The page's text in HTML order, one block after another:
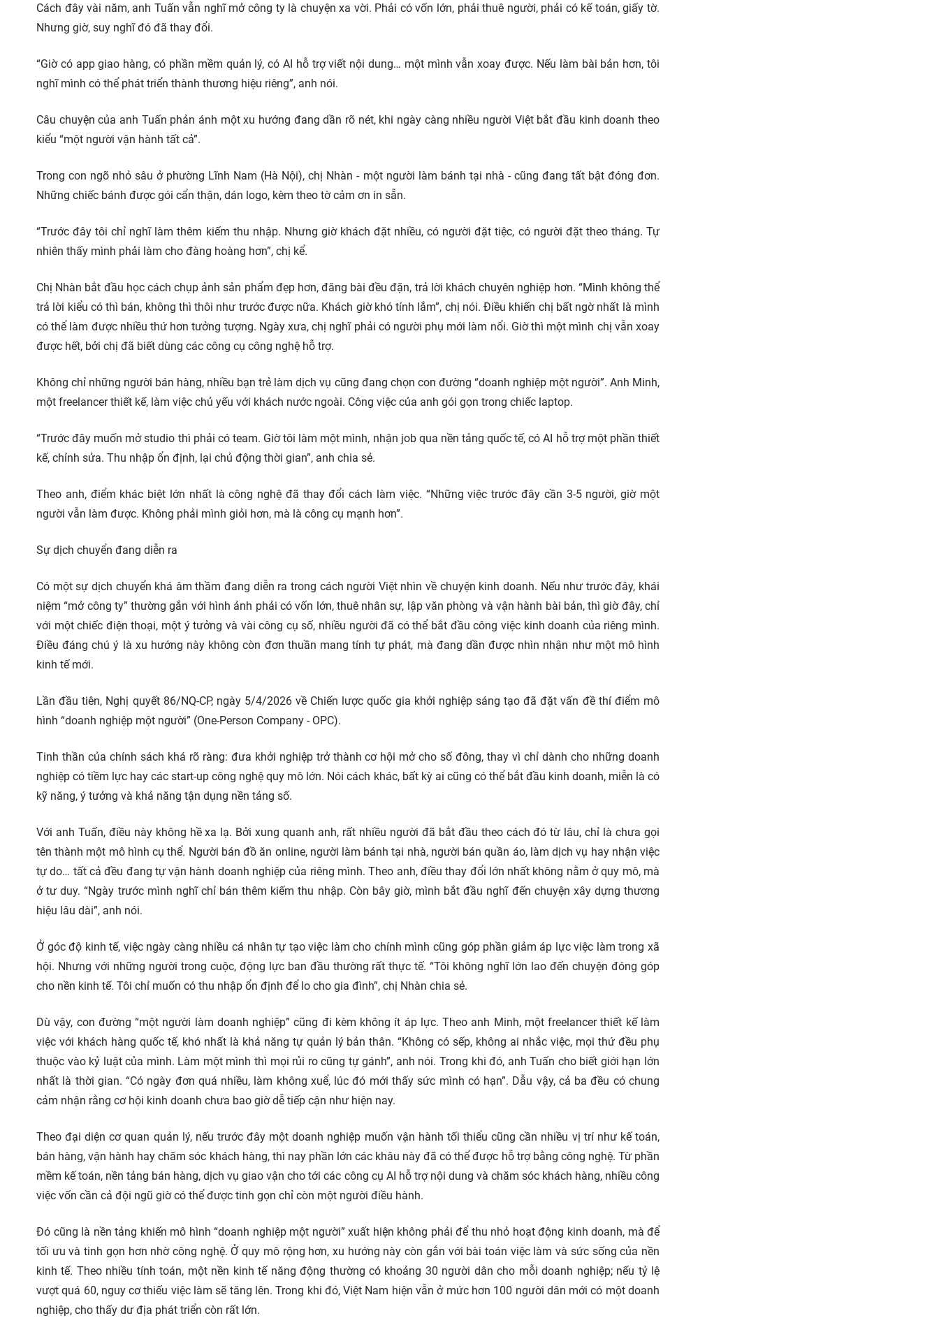
Cách đây vài năm, anh Tuấn vẫn nghĩ mở công ty là chuyện xa vời. Phải có vốn lớn, phải thuê người, phải có kế toán, giấy tờ.
Nhưng giờ, suy nghĩ đó đã thay đổi.
“Giờ có app giao hàng, có phần mềm quản lý, có AI hỗ trợ viết nội dung… một mình vẫn xoay được. Nếu làm bài bản hơn, tôi
nghĩ mình có thể phát triển thành thương hiệu riêng”, anh nói.
Câu chuyện của anh Tuấn phản ánh một xu hướng đang dần rõ nét, khi ngày càng nhiều người Việt bắt đầu kinh doanh theo
kiểu “một người vận hành tất cả”.
Trong con ngõ nhỏ sâu ở phường Lĩnh Nam (Hà Nội), chị Nhàn - một người làm bánh tại nhà - cũng đang tất bật đóng đơn.
Những chiếc bánh được gói cẩn thận, dán logo, kèm theo tờ cảm ơn in sẵn.
“Trước đây tôi chỉ nghĩ làm thêm kiếm thu nhập. Nhưng giờ khách đặt nhiều, có người đặt tiệc, có người đặt theo tháng. Tự
nhiên thấy mình phải làm cho đàng hoàng hơn”, chị kể.
Chị Nhàn bắt đầu học cách chụp ảnh sản phẩm đẹp hơn, đăng bài đều đặn, trả lời khách chuyên nghiệp hơn. “Mình không thể
trả lời kiểu có thì bán, không thì thôi như trước được nữa. Khách giờ khó tính lắm”, chị nói. Điều khiến chị bất ngờ nhất là mình
có thể làm được nhiều thứ hơn tưởng tượng. Ngày xưa, chị nghĩ phải có người phụ mới làm nổi. Giờ thì một mình chị vẫn xoay
được hết, bởi chị đã biết dùng các công cụ công nghệ hỗ trợ.
Không chỉ những người bán hàng, nhiều bạn trẻ làm dịch vụ cũng đang chọn con đường “doanh nghiệp một người”. Anh Minh,
một freelancer thiết kế, làm việc chủ yếu với khách nước ngoài. Công việc của anh gói gọn trong chiếc laptop.
“Trước đây muốn mở studio thì phải có team. Giờ tôi làm một mình, nhận job qua nền tảng quốc tế, có AI hỗ trợ một phần thiết
kế, chỉnh sửa. Thu nhập ổn định, lại chủ động thời gian”, anh chia sẻ.
Theo anh, điểm khác biệt lớn nhất là công nghệ đã thay đổi cách làm việc. “Những việc trước đây cần 3-5 người, giờ một
người vẫn làm được. Không phải mình giỏi hơn, mà là công cụ mạnh hơn”.
Sự dịch chuyển đang diễn ra
Có một sự dịch chuyển khá âm thầm đang diễn ra trong cách người Việt nhìn về chuyện kinh doanh. Nếu như trước đây, khái
niệm “mở công ty” thường gắn với hình ảnh phải có vốn lớn, thuê nhân sự, lập văn phòng và vận hành bài bản, thì giờ đây, chỉ
với một chiếc điện thoại, một ý tưởng và vài công cụ số, nhiều người đã có thể bắt đầu công việc kinh doanh của riêng mình.
Điều đáng chú ý là xu hướng này không còn đơn thuần mang tính tự phát, mà đang dần được nhìn nhận như một mô hình
kinh tế mới.
Lần đầu tiên, Nghị quyết 86/NQ-CP, ngày 5/4/2026 về Chiến lược quốc gia khởi nghiệp sáng tạo đã đặt vấn đề thí điểm mô
hình “doanh nghiệp một người” (One-Person Company - OPC).
Tinh thần của chính sách khá rõ ràng: đưa khởi nghiệp trở thành cơ hội mở cho số đông, thay vì chỉ dành cho những doanh
nghiệp có tiềm lực hay các start-up công nghệ quy mô lớn. Nói cách khác, bất kỳ ai cũng có thể bắt đầu kinh doanh, miễn là có
kỹ năng, ý tưởng và khả năng tận dụng nền tảng số.
Với anh Tuấn, điều này không hề xa lạ. Bởi xung quanh anh, rất nhiều người đã bắt đầu theo cách đó từ lâu, chỉ là chưa gọi
tên thành một mô hình cụ thể. Người bán đồ ăn online, người làm bánh tại nhà, người bán quần áo, làm dịch vụ hay nhận việc
tự do… tất cả đều đang tự vận hành doanh nghiệp của riêng mình. Theo anh, điều thay đổi lớn nhất không nằm ở quy mô, mà
ở tư duy. “Ngày trước mình nghĩ chỉ bán thêm kiếm thu nhập. Còn bây giờ, mình bắt đầu nghĩ đến chuyện xây dựng thương
hiệu lâu dài”, anh nói.
Ở góc độ kinh tế, việc ngày càng nhiều cá nhân tự tạo việc làm cho chính mình cũng góp phần giảm áp lực việc làm trong xã
hội. Nhưng với những người trong cuộc, động lực ban đầu thường rất thực tế. “Tôi không nghĩ lớn lao đến chuyện đóng góp
cho nền kinh tế. Tôi chỉ muốn có thu nhập ổn định để lo cho gia đình”, chị Nhàn chia sẻ.
Dù vậy, con đường “một người làm doanh nghiệp” cũng đi kèm không ít áp lực. Theo anh Minh, một freelancer thiết kế làm
việc với khách hàng quốc tế, khó nhất là khả năng tự quản lý bản thân. “Không có sếp, không ai nhắc việc, mọi thứ đều phụ
thuộc vào kỷ luật của mình. Làm một mình thì mọi rủi ro cũng tự gánh”, anh nói. Trong khi đó, anh Tuấn cho biết giới hạn lớn
nhất là thời gian. “Có ngày đơn quá nhiều, làm không xuể, lúc đó mới thấy sức mình có hạn”. Dẫu vậy, cả ba đều có chung
cảm nhận rằng cơ hội kinh doanh chưa bao giờ dễ tiếp cận như hiện nay.
Theo đại diện cơ quan quản lý, nếu trước đây một doanh nghiệp muốn vận hành tối thiểu cũng cần nhiều vị trí như kế toán,
bán hàng, vận hành hay chăm sóc khách hàng, thì nay phần lớn các khâu này đã có thể được hỗ trợ bằng công nghệ. Từ phần
mềm kế toán, nền tảng bán hàng, dịch vụ giao vận cho tới các công cụ AI hỗ trợ nội dung và chăm sóc khách hàng, nhiều công
việc vốn cần cả đội ngũ giờ có thể được tinh gọn chỉ còn một người điều hành.
Đó cũng là nền tảng khiến mô hình “doanh nghiệp một người” xuất hiện không phải để thu nhỏ hoạt động kinh doanh, mà để
tối ưu và tinh gọn hơn nhờ công nghệ. Ở quy mô rộng hơn, xu hướng này còn gắn với bài toán việc làm và sức sống của nền
kinh tế. Theo nhiều tính toán, một nền kinh tế năng động thường có khoảng 30 người dân cho mỗi doanh nghiệp; nếu tỷ lệ
vượt quá 60, nguy cơ thiếu việc làm sẽ tăng lên. Trong khi đó, Việt Nam hiện vẫn ở mức hơn 100 người dân mới có một doanh
nghiệp, cho thấy dư địa phát triển còn rất lớn.